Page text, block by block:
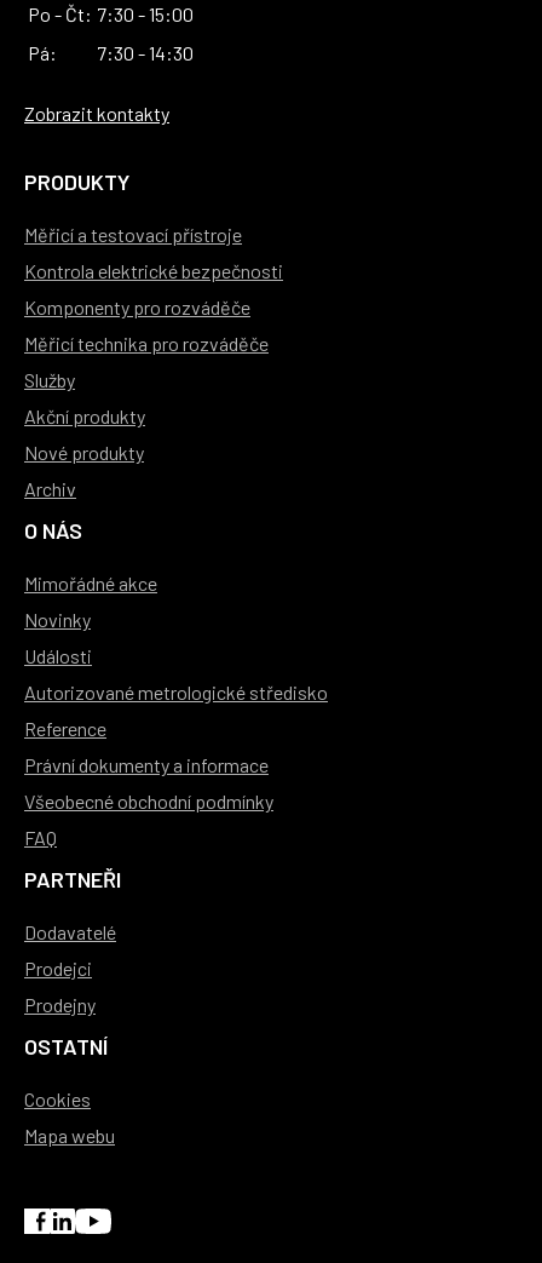
Po - Čt: 7:30 - 15:00
Pá:
7:30 - 14:30
Zobrazit kontakty
PRODUKTY
Měřicí a testovací přístroje
Kontrola elektrické bezpečnosti
Komponenty pro rozváděče
Měřicí technika pro rozváděče
Služby
Akční produkty
Nové produkty
Archiv
O NÁS
Mimořádné akce
Novinky
Události
Autorizované metrologické středisko
Reference
Právní dokumenty a informace
Všeobecné obchodní podmínky
FAQ
PARTNEŘI
Dodavatelé
Prodejci
Prodejny
OSTATNÍ
Cookies
Mapa webu